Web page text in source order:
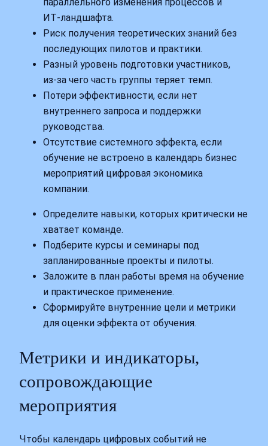
ИТ‑ландшафта.
Риск получения теоретических знаний без
последующих пилотов и практики.
Разный уровень подготовки участников,
из‑за чего часть группы теряет темп.
Потери эффективности, если нет
внутреннего запроса и поддержки
руководства.
Отсутствие системного эффекта, если
обучение не встроено в календарь бизнес
мероприятий цифровая экономика
компании.
Определите навыки, которых критически не
хватает команде.
Подберите курсы и семинары под
запланированные проекты и пилоты.
Заложите в план работы время на обучение
и практическое применение.
Сформируйте внутренние цели и метрики
для оценки эффекта от обучения.
Метрики и индикаторы,
сопровождающие
мероприятия
Чтобы календарь цифровых событий не